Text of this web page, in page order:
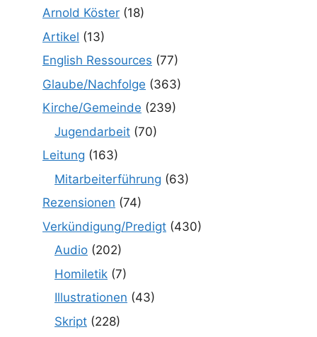
Arnold Köster (18)
Artikel (13)
English Ressources (77)
Glaube/Nachfolge (363)
Kirche/Gemeinde (239)
Jugendarbeit (70)
Leitung (163)
Mitarbeiterführung (63)
Rezensionen (74)
Verkündigung/Predigt (430)
Audio (202)
Homiletik (7)
Illustrationen (43)
Skript (228)